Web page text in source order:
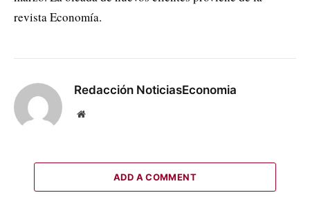
revista Economía.
Redacción NoticiasEconomia
Website
ADD A COMMENT